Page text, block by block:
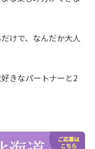
けで、なんだか大人
きなパートナーと2